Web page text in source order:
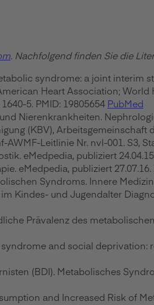
. Nachfolgend finden Sie die
syndrome: a joint
Heart Association;
5. PMID: 19805654 PubMed
Nierenkrankheiten.
(KBV),
Leitlinie Nr. nvl-001. S3,
eMedpedia, publiziert
eMedpedia, publiziert 27.07.16.
Syndroms. Innere
Kindes- und Jugendalter
Prävalenz des
and social
(BDI). Metabolisches
and Increased Risk of